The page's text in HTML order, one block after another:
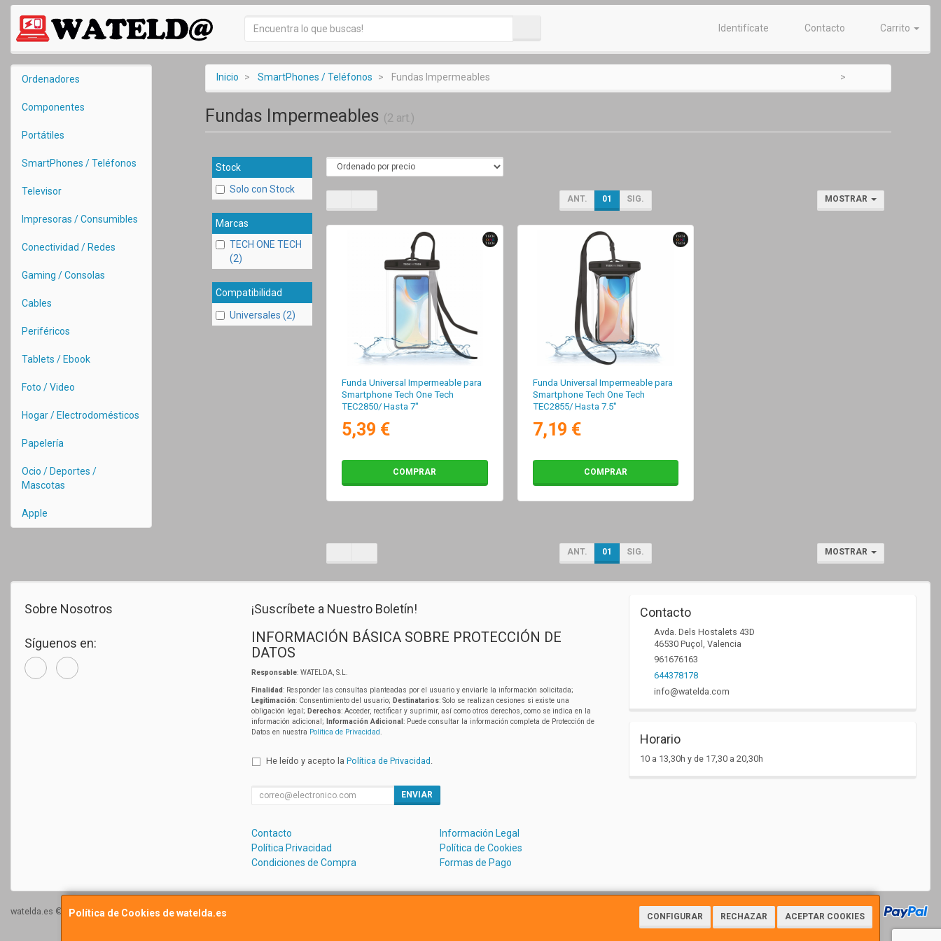
Identifícate Contacto Carrito
Ordenadores
Componentes
Portátiles
SmartPhones / Teléfonos
Televisor
Impresoras / Consumibles
Conectividad / Redes
Gaming / Consolas
Cables
Periféricos
Tablets / Ebook
Foto / Video
Hogar / Electrodomésticos
Papelería
Ocio / Deportes /
Mascotas
Apple
Inicio SmartPhones / Teléfonos Fundas Impermeables
Fundas Impermeables (2 art.)
Stock
Solo con Stock
Marcas
TECH ONE TECH
(2)
Compatibilidad
Universales (2)
ANT. 01 SIG. MOSTRAR
Funda Universal Impermeable para
Smartphone Tech One Tech
TEC2850/ Hasta 7"
5,39 €
COMPRAR
Funda Universal Impermeable para
Smartphone Tech One Tech
TEC2855/ Hasta 7.5"
7,19 €
COMPRAR
ANT. 01 SIG. MOSTRAR
Política de Cookies de watelda.es CONFIGURAR RECHAZAR ACEPTAR COOKIES
Sobre Nosotros
Síguenos en:
¡Suscríbete a Nuestro Boletín!
INFORMACIÓN BÁSICA SOBRE PROTECCIÓN DE
DATOS
Responsable: WATELDA, S.L.
Finalidad: Responder las consultas planteadas por el usuario y enviarle la información solicitada;
Legitimación: Consentimiento del usuario; Destinatarios: Solo se realizan cesiones si existe una
obligación legal; Derechos: Acceder, rectificar y suprimir, así como otros derechos, como se indica en la
información adicional;
Información Adicional : Puede consultar la información completa de Protección de
Datos en nuestra Política de Privacidad
He leído y acepto la Política de Privacidad .
ENVIAR
Contacto
Información Legal
Política Privacidad
Política de Cookies
Condiciones de Compra
Formas de Pago
Contacto
Avda. Dels Hostalets 43D
46530 Puçol , Valencia
961676163
644378178
info@watelda.com
Horario
10 a 13,30h y de 17,30 a 20,30h
watelda.es © 2026